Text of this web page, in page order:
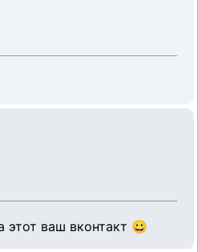
этот ваш вконтакт 😀